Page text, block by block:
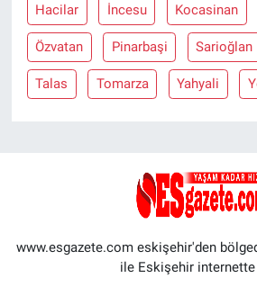
Hacilar İncesu Kocasinan
Özvatan Pinarbaşi Sarioğlan
Talas Tomarza Yahyali
www.esgazete.com eskişehir'den
ile Eskişehir